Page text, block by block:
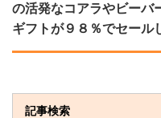
の活発なコアラやビーバ
ギフトが９８％でセール
記事検索